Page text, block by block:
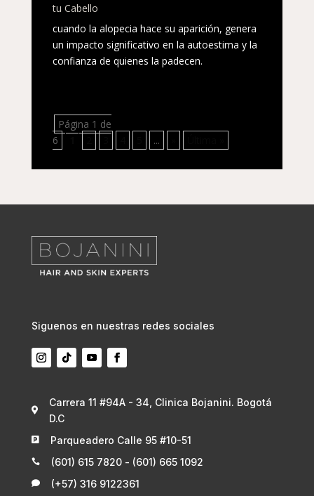
tu Cabello
cuando la alopecia hace su aparición, genera
un impacto significativo en la autoestima y la
confianza de quienes la padecen.
Página 1 de
6
...
Siguenos en nuestras redes sociales

Carrera 11 #94A - 34, Clinica Bojanini. Bogotá
D.C
 Parqueadero Calle 95 #10-51
 (601) 615 7820 - (601) 665 1092
 (+57) 316 9122361